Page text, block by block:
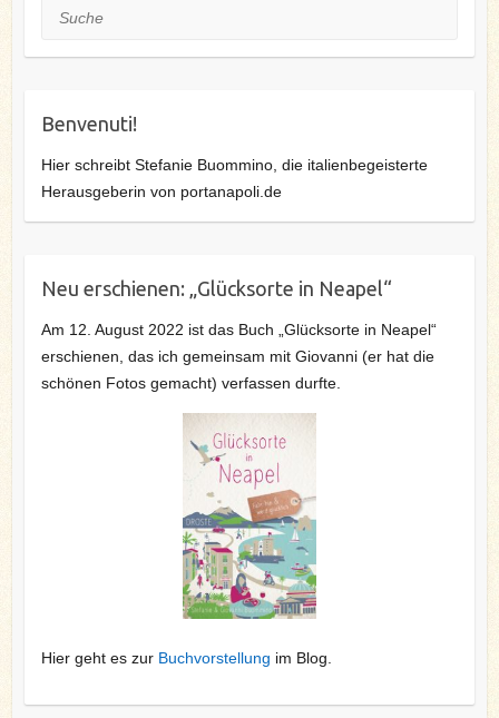
Suche
Benvenuti!
Hier schreibt Stefanie Buommino, die italienbegeisterte
Herausgeberin von portanapoli.de
Neu erschienen: „Glücksorte in Neapel“
Am 12. August 2022 ist das Buch „Glücksorte in Neapel“
erschienen, das ich gemeinsam mit Giovanni (er hat die
schönen Fotos gemacht) verfassen durfte.
Hier geht es zur Buchvorstellung im Blog.